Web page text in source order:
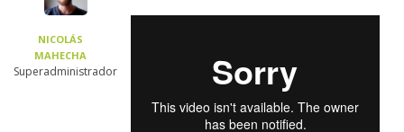
NICOLÁS
MAHECHA
Superadministrador